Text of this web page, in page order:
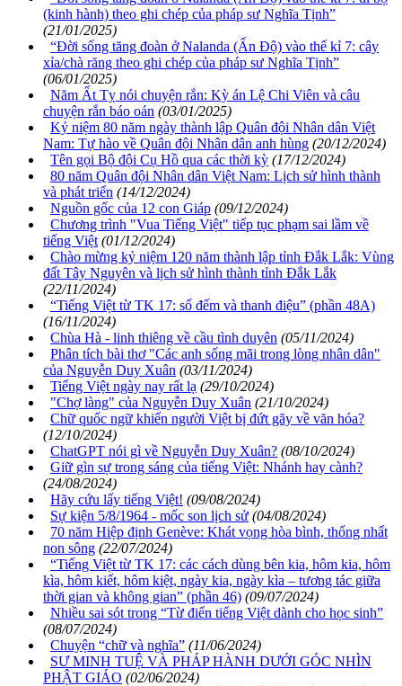
(kinh hành) theo ghi chép của pháp sư Nghĩa Tịnh”
(21/01/2025)
“Đời sống tăng đoàn ở Nalanda (Ấn Độ) vào thế kỉ 7: cây
xỉa/chà răng theo ghi chép của pháp sư Nghĩa Tịnh”
(06/01/2025)
Năm Ất Tỵ nói chuyện rắn: Kỳ án Lệ Chi Viên và câu
chuyện rắn báo oán (03/01/2025)
Kỷ niệm 80 năm ngày thành lập Quân đội Nhân dân Việt
Nam: Tự hào về Quân đội Nhân dân anh hùng (20/12/2024)
Tên gọi Bộ đội Cụ Hồ qua các thời kỳ (17/12/2024)
80 năm Quân đội Nhân dân Việt Nam: Lịch sử hình thành
và phát triển (14/12/2024)
Nguồn gốc của 12 con Giáp (09/12/2024)
Chương trình "Vua Tiếng Việt" tiếp tục phạm sai lầm về
tiếng Việt (01/12/2024)
Chào mừng kỷ niệm 120 năm thành lập tỉnh Đắk Lắk: Vùng
đất Tây Nguyên và lịch sử hình thành tỉnh Đắk Lắk
(22/11/2024)
“Tiếng Việt từ TK 17: số đếm và thanh điệu” (phần 48A)
(16/11/2024)
Chùa Hà - linh thiêng về cầu tình duyên (05/11/2024)
Phân tích bài thơ "Các anh sống mãi trong lòng nhân dân"
của Nguyễn Duy Xuân (03/11/2024)
Tiếng Việt ngày nay rất lạ (29/10/2024)
"Chợ làng" của Nguyễn Duy Xuân (21/10/2024)
Chữ quốc ngữ khiến người Việt bị đứt gãy về văn hóa?
(12/10/2024)
ChatGPT nói gì về Nguyễn Duy Xuân? (08/10/2024)
Giữ gìn sự trong sáng của tiếng Việt: Nhánh hay cành?
(24/08/2024)
Hãy cứu lấy tiếng Việt! (09/08/2024)
Sự kiện 5/8/1964 - mốc son lịch sử (04/08/2024)
70 năm Hiệp định Genève: Khát vọng hòa bình, thống nhất
non sông (22/07/2024)
“Tiếng Việt từ TK 17: các cách dùng bên kia, hôm kia, hôm
kìa, hôm kiết, hôm kiệt, ngày kia, ngày kìa – tương tác giữa
thời gian và không gian” (phần 46) (09/07/2024)
Nhiều sai sót trong “Từ điển tiếng Việt dành cho học sinh”
(08/07/2024)
Chuyện “chữ và nghĩa” (11/06/2024)
SƯ MINH TUỆ VÀ PHÁP HÀNH DƯỚI GÓC NHÌN
PHẬT GIÁO (02/06/2024)